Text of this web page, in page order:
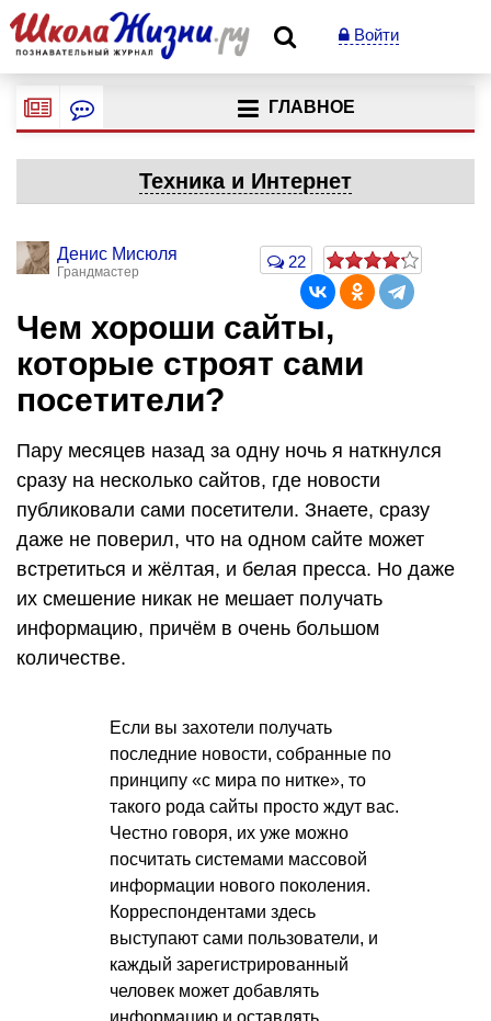
Войти
ГЛАВНОЕ
Техника и Интернет
Денис Мисюля
Грандмастер
22
Чем хороши сайты,
которые строят сами
посетители?
Пару месяцев назад за одну ночь я наткнулся
сразу на несколько сайтов, где новости
публиковали сами посетители. Знаете, сразу
даже не поверил, что на одном сайте может
встретиться и жёлтая, и белая пресса. Но даже
их смешение никак не мешает получать
информацию, причём в очень большом
количестве.
Если вы захотели получать
последние новости, собранные по
принципу «с мира по нитке», то
такого рода сайты просто ждут вас.
Честно говоря, их уже можно
посчитать системами массовой
информации нового поколения.
Корреспондентами здесь
выступают сами пользователи, и
каждый зарегистрированный
человек может добавлять
информацию и оставлять